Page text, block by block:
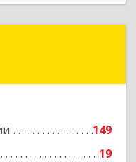
149
19
Подробнее